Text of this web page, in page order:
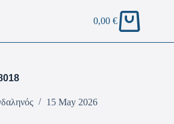
0,00€
15 May 2026